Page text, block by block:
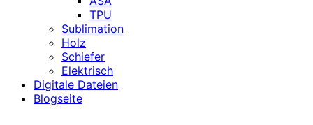
TPU
Sublimation
Holz
Schiefer
Elektrisch
Digitale Dateien
Blogseite